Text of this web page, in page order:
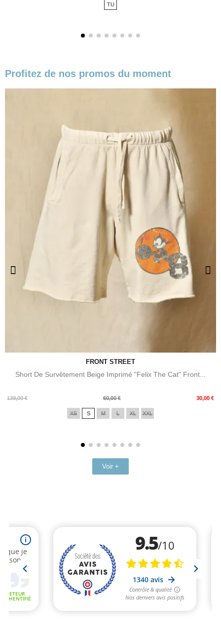
TU
Profitez de nos promos du moment
FRONT STREET
Short De Survêtement Beige Imprimé "Felix The Cat" Front...
139,00 €
Prix
60,00 € 30,00 €
Prix
XS S M L XL XXL
Voir +